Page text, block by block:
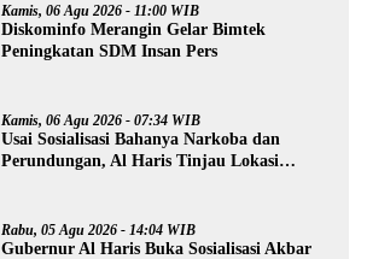
Kamis, 06 Agu 2026 - 11:00 WIB
Diskominfo Merangin Gelar Bimtek
Peningkatan SDM Insan Pers
Kamis, 06 Agu 2026 - 07:34 WIB
Usai Sosialisasi Bahanya Narkoba dan
Perundungan, Al Haris Tinjau Lokasi
Rabu, 05 Agu 2026 - 14:04 WIB
Gubernur Al Haris Buka Sosialisasi Akbar